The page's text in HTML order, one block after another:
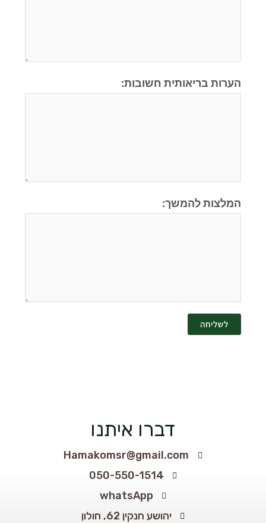
הערות בריאותית חשובות:
המלצות להמשך:
לשליחה
דברו איתנו
Hamakomsr@gmail.com
050-550-1514
whatsApp
יהושע חנקין 62, חולון